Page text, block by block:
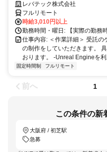
歓迎！キャリアアップを目指した
レバテック株式会社
フルリモート
時給3,010円以上
勤務時間・曜日: 【実際の勤務
仕事内容: ＜作業詳細＞ 受託
の制作をしていただきます。
おります。 -Unreal Engineを
固定時間制 フルリモート
前へ 1
この条件の新
大阪府 / 初芝駅
急募